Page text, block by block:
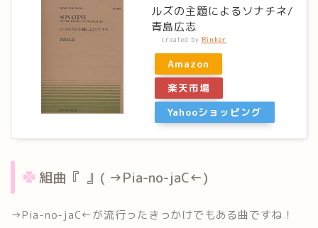
ルズの主題によるソナチネ/
青島広志
created by Rinker
Amazon
楽天市場
Yahooショッピング
組曲『 』( →Pia-no-jaC←)
→Pia-no-jaC←が流行ったきっかけでもある曲ですね！